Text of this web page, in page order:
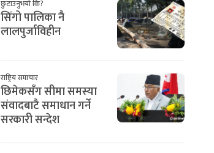
छुटाउनुभयो कि?
सिंगो पालिका नै
लालपुर्जाविहीन
राष्ट्रिय समाचार
छिमेकसँग सीमा समस्या
संवादबाटै समाधान गर्ने
सरकारी सन्देश